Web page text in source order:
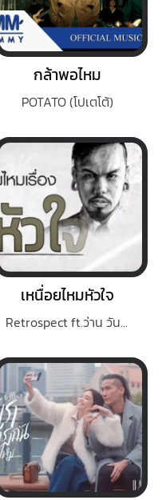
กล้าพอไหม
POTATO (โปเตโต้)
เหนื่อยไหมหัวใจ
Retrospect ft.ว่าน วันวาน